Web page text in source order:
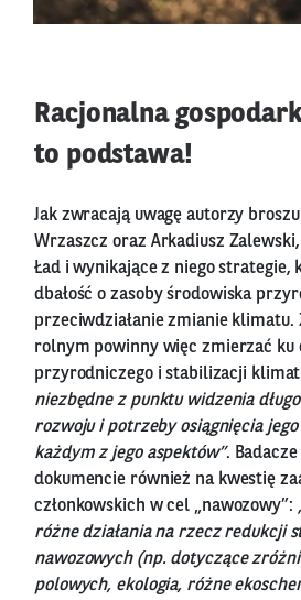
Racjonalna
to podstawa!
Jak zwracają uwagę autorzy
Wrzaszcz oraz Arkadiusz
Ład i wynikające z niego strategie,
dbałość o zasoby środowiska
przeciwdziałanie zmianie klimatu.
rolnym powinny więc zmierzać ku
przyrodniczego i stabilizacji
niezbędne z punktu widzenia
rozwoju i potrzeby osiągnięcia
każdym z jego aspektów”.
dokumencie również na kwestię
członkowskich w cel „nawozowy”:
różne działania na rzecz redukcji
nawozowych (np. dotyczące
polowych, ekologia, różne